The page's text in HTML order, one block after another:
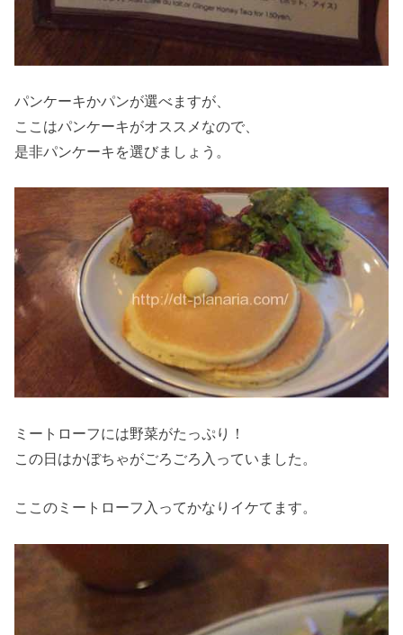
パンケーキかパンが選べますが、
ここはパンケーキがオススメなので、
是非パンケーキを選びましょう。
ミートローフには野菜がたっぷり！
この日はかぼちゃがごろごろ入っていました。
ここのミートローフ入ってかなりイケてます。